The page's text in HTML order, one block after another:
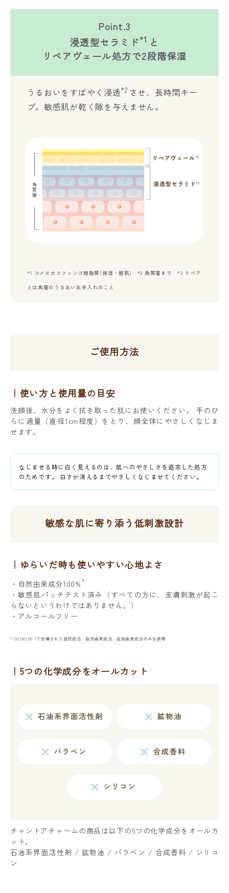
Point.3
浸透型セラミド*1 と
リペアヴェール処方で2段階保湿
うるおいをすばやく浸透*2 させ、長時間キー
プ。敏感肌が乾く隙を与えません。
*1 コメヌカスフィンゴ糖脂質(保湿・整肌) *2 角質層まで *3 リペア
とは角層のうるおいお手入れのこと
ご使用方法
使い方と使用量の目安
洗顔後、水分をよく拭き取った肌にお使いください。 手のひ
らに適量（直径1cm程度）をとり、顔全体にやさしくなじま
せます。
なじませる時に白く見えるのは、肌へのやさしさを追求した処方
のためです。 白さが消えるまでやさしくなじませてください。
敏感な肌に寄り添う低刺激設計
ゆらいだ時も使いやすい心地よさ
・自然由来成分100%*
・敏感肌パッチテスト済み（すべての方に、皮膚刺激が起こ
らないというわけではありません。）
・アルコールフリー
* ISO16128-1で定義された自然成分、自然由来成分、鉱物由来成分のみを使用
5つの化学成分をオールカット
チャントアチャームの商品は以下の5つの化学成分をオールカ
ット。
石油系界面活性剤 / 鉱物油 / パラベン / 合成香料 / シリコ
ン